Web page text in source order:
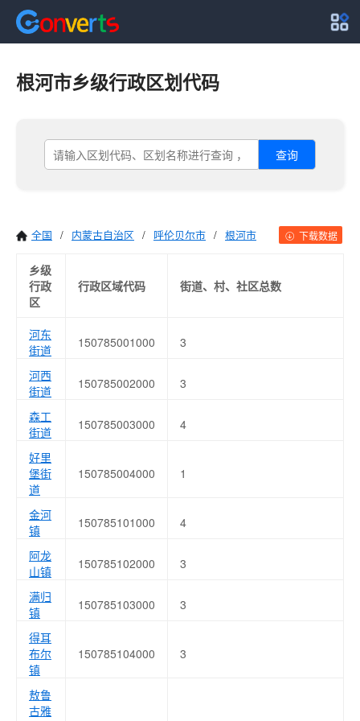
根河市乡级行政区划代码
查询
全国 / 内蒙古自治区 / 呼伦贝尔市 / 根河市 下载数据
乡级
行政
区
行政区域代码 街道、村、社区总数
河东
街道
150785001000 3
河西
街道
150785002000 3
森工
街道
150785003000 4
好里
堡街
道
150785004000 1
金河
镇
150785101000 4
阿龙
山镇
150785102000 3
满归
镇
150785103000 3
得耳
布尔
镇
150785104000 3
敖鲁
古雅